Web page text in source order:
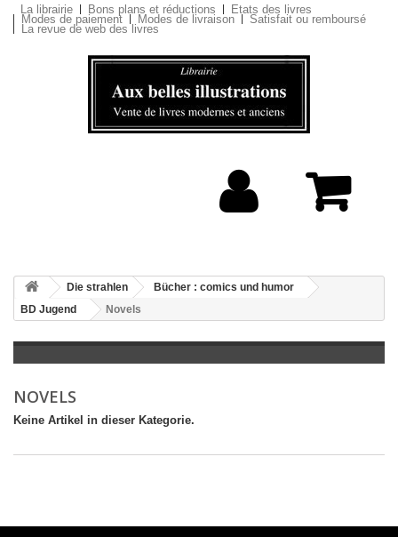
La librairie Bons plans et réductions Etats des livres
Modes de paiement Modes de livraison Satisfait ou remboursé
La revue de web des livres
Die strahlen
Bücher : comics und humor
BD Jugend
Novels
NOVELS
Keine Artikel in dieser Kategorie.